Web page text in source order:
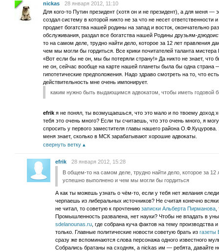
nickas
28 января 2012, 11:10
Для кого-то Путин президент (хотя он и не президент), а для меня —
создал систему в которой никто не за что не несет
продает богатства нашей родины на запад и восток, окончательно
обслуживания, раздал все богатства нашей Родины друзьям-
то на самом деле, трудно найти дело, которое за 12 лет правления
чем мы могли бы гордиться. Все крики почитателей таланта
«Вот если бы не он, мы бы потеряли страну!» Да никто не знает,
не он, сейчас вообще на карте нашей планеты была бы одна
гипотетические предположения. Надо здраво смотреть на то, что
действительность мне очень импонирует.
каким нужно быть выдающимся адвокатом, чтобы иметь годовой
efrik я не понял, ты возмущаешься, что это мало и по твоему доход
тебя это очень много? Если ты считаешь, что это очень много, я
спросить у первого заместителя главы нашего района
меня знает, сколько в МСК зарабатывают хорошие адвокаты.
свернуть ветку
efrik
28 января 2012, 15:28
В общем-то на самом деле, трудно найти дело, которое за 12
успешно выполнено и чем мы могли бы гордиться
А как ты можешь узнать о чём-то, если у тебя нет желания
черпаешь из либеральных источников? Не считая конечно
не читал, то советую к прочтению записки Альберта Пирманова
Промышленность развалена, нет науки? Чтобы не впадать в
sdelanounas.ru , где собрана куча фактов на тему производства
только. Главные политические новости советую брать из газеты
сразу же вспоминаются слова персонажа одного известного
Собрались братаны на сходняк, а nickas им — ребята, давайте